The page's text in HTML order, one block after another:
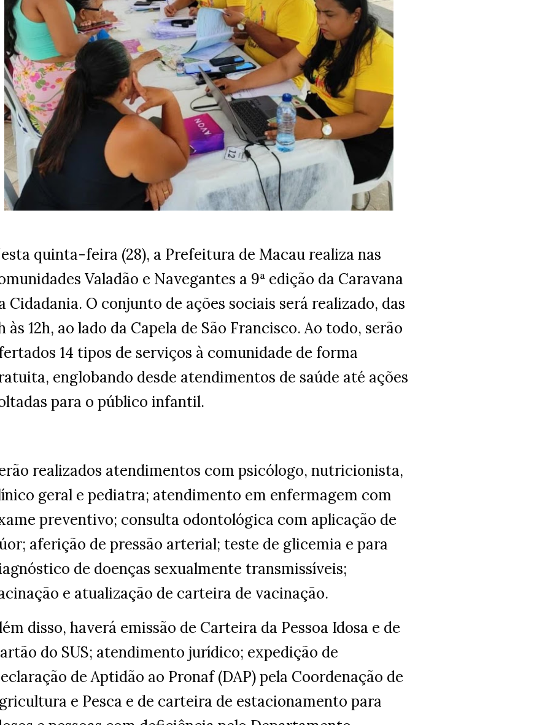
quinta-feira (28), a Prefeitura de Macau realiza nas
Valadão e Navegantes a 9ª edição da Caravana
Cidadania. O conjunto de ações sociais será realizado, das
às 12h, ao lado da Capela de São Francisco. Ao todo, serão
14 tipos de serviços à comunidade de forma
englobando desde atendimentos de saúde até ações
para o público infantil.
realizados atendimentos com psicólogo, nutricionista,
geral e pediatra; atendimento em enfermagem com
preventivo; consulta odontológica com aplicação de
aferição de pressão arterial; teste de glicemia e para
de doenças sexualmente transmissíveis;
e atualização de carteira de vacinação.
disso, haverá emissão de Carteira da Pessoa Idosa e de
do SUS; atendimento jurídico; expedição de
de Aptidão ao Pronaf (DAP) pela Coordenação de
e Pesca e de carteira de estacionamento para